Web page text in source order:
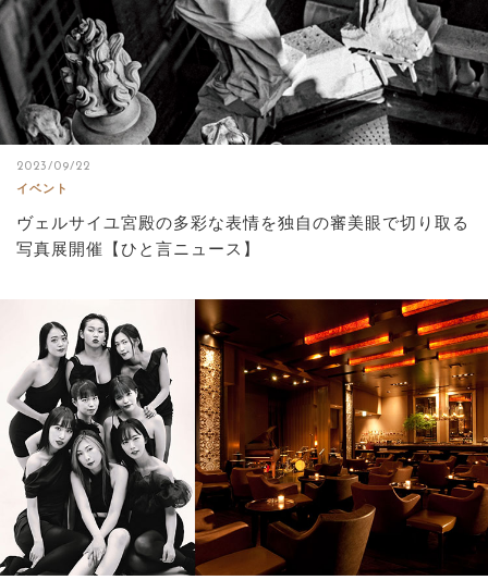
2023/09/22
イベント
ヴェルサイユ宮殿の多彩な表情を独自の審美眼で切り取る
写真展開催【ひと言ニュース】